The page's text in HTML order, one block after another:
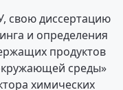
свою диссертацию
и определения
продуктов
среды»
химических